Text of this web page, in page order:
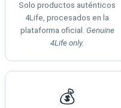
Solo productos auténticos
4Life, procesados en la
plataforma oficial. Genuine
4Life only.
💰